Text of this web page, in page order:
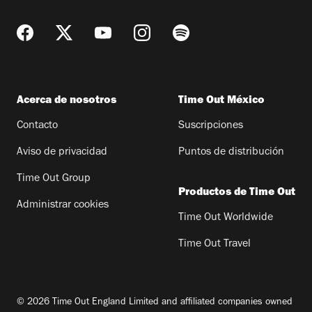
Acerca de nosotros
Contacto
Aviso de privacidad
Time Out Group
Administrar cookies
Time Out México
Suscripciones
Puntos de distribución
Productos de Time Out
Time Out Worldwide
Time Out Travel
© 2026 Time Out England Limited and affiliated companies owned